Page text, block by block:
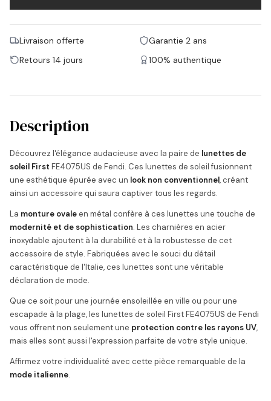
Livraison offerte
Garantie 2 ans
Retours 14 jours
100% authentique
Description
Découvrez l'élégance audacieuse avec la paire de lunettes de
soleil First FE4075US de Fendi. Ces lunettes de soleil fusionnent
une esthétique épurée avec un look non conventionnel, créant
ainsi un accessoire qui saura captiver tous les regards.
La monture ovaleen métal confère à ces lunettes une touche de
modernité et de sophistication. Les charnières en acier
inoxydable ajoutent à la durabilité et à la robustesse de cet
accessoire de style. Fabriquées avec le souci du détail
caractéristique de l'Italie, ces lunettes sont une véritable
déclaration de mode.
Que ce soit pour une journée ensoleillée en ville ou pour une
escapade à la plage, les lunettes de soleil First FE4075US de Fendi
vous offrent non seulement une protection contre les rayons UV,
mais elles sont aussi l'expression parfaite de votre style unique.
Affirmez votre individualité avec cette pièce remarquable de la
mode italienne.